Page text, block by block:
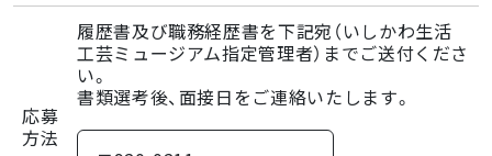
応募
方法
履歴書及び職務経歴書を下記宛（いしかわ生活
工芸ミュージアム指定管理者）までご送付くださ
い。
書類選考後、面接日をご連絡いたします。